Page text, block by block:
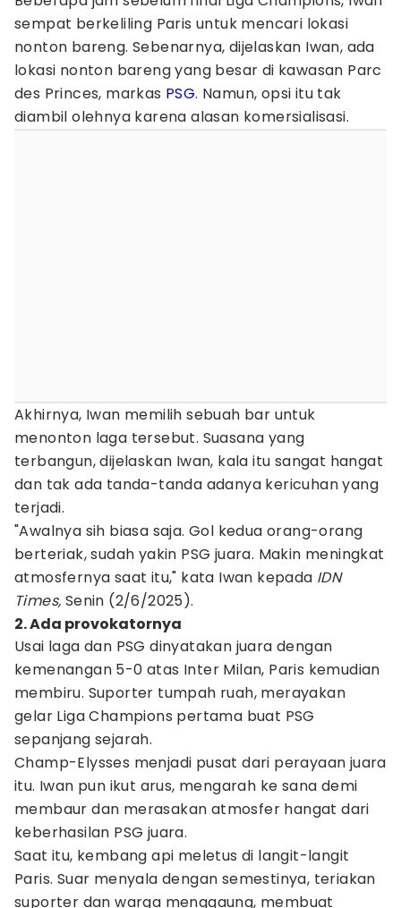
sempat berkeliling Paris untuk mencari lokasi
nonton bareng. Sebenarnya, dijelaskan Iwan, ada
lokasi nonton bareng yang besar di kawasan Parc
des Princes, markas PSG. Namun, opsi itu tak
diambil olehnya karena alasan komersialisasi.
Akhirnya, Iwan memilih sebuah bar untuk
menonton laga tersebut. Suasana yang
terbangun, dijelaskan Iwan, kala itu sangat hangat
dan tak ada tanda-tanda adanya kericuhan yang
terjadi.
"Awalnya sih biasa saja. Gol kedua orang-orang
berteriak, sudah yakin PSG juara. Makin meningkat
atmosfernya saat itu," kata Iwan kepada IDN
Times, Senin (2/6/2025).
2. Ada provokatornya
Usai laga dan PSG dinyatakan juara dengan
kemenangan 5-0 atas Inter Milan, Paris kemudian
membiru. Suporter tumpah ruah, merayakan
gelar Liga Champions pertama buat PSG
sepanjang sejarah.
Champ-Elysses menjadi pusat dari perayaan juara
itu. Iwan pun ikut arus, mengarah ke sana demi
membaur dan merasakan atmosfer hangat dari
keberhasilan PSG juara.
Saat itu, kembang api meletus di langit-langit
Paris. Suar menyala dengan semestinya, teriakan
suporter dan warga menggaung, membuat